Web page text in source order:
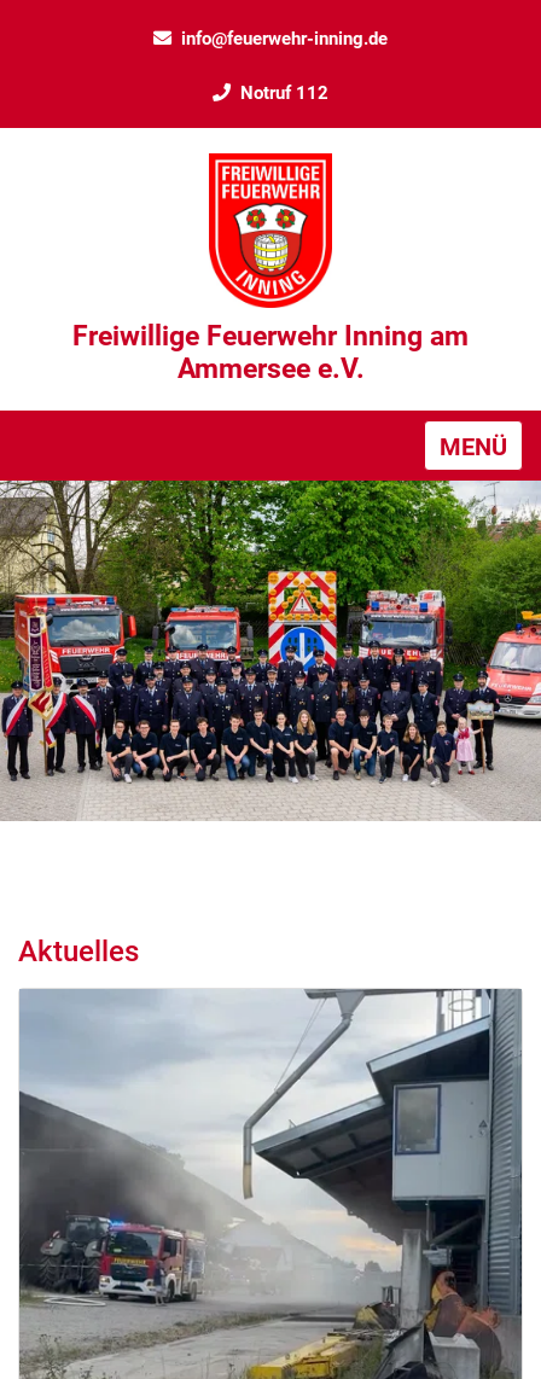
info@feuerwehr-inning.de
Notruf 112
Freiwillige Feuerwehr Inning am
Ammersee e.V.
MENÜ
Aktuelles